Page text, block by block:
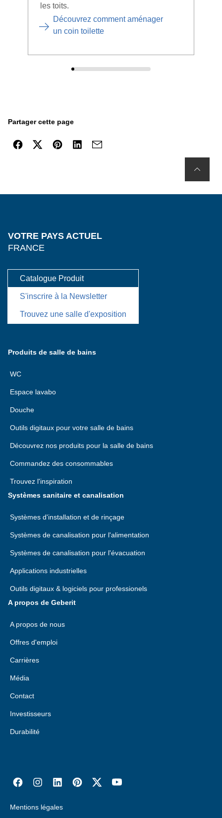
les toits.
Découvrez comment aménager
un coin toilette
Partager cette page
VOTRE PAYS ACTUEL
FRANCE
Catalogue Produit
S'inscrire à la Newsletter
Trouvez une salle d'exposition
Produits de salle de bains
WC
Espace lavabo
Douche
Outils digitaux pour votre salle de bains
Découvrez nos produits pour la salle de bains
Commandez des consommables
Trouvez l'inspiration
Systèmes sanitaire et canalisation
Systèmes d'installation et de rinçage
Systèmes de canalisation pour l'alimentation
Systèmes de canalisation pour l'évacuation
Applications industrielles
Outils digitaux & logiciels pour professionels
A propos de Geberit
A propos de nous
Offres d'emploi
Carrières
Média
Contact
Investisseurs
Durabilité
Mentions légales